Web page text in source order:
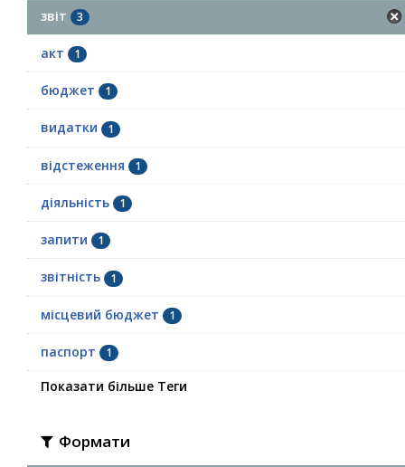
звіт 3
акт 1
бюджет 1
видатки 1
відстеження 1
діяльність 1
запити 1
звітність 1
місцевий бюджет 1
паспорт 1
Показати більше Теги
Формати